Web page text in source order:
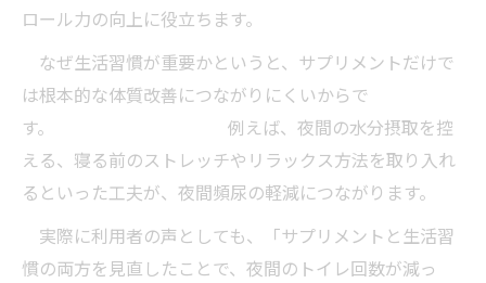
ロール力の向上に役立ちます。
なぜ生活習慣が重要かというと、サプリメントだけで
は根本的な体質改善につながりにくいからで
す。 例えば、夜間の水分摂取を控
える、寝る前のストレッチやリラックス方法を取り入れ
るといった工夫が、夜間頻尿の軽減につながります。
実際に利用者の声としても、「サプリメントと生活習
慣の両方を見直したことで、夜間のトイレ回数が減っ